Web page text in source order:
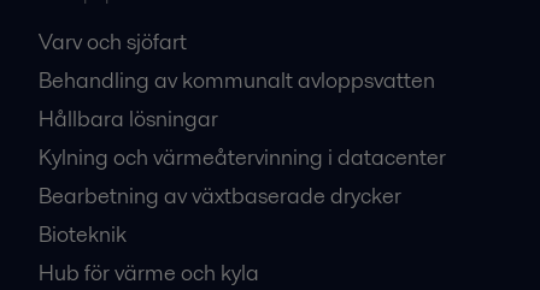
Varv och sjöfart
Behandling av kommunalt avloppsvatten
Hållbara lösningar
Kylning och värmeåtervinning i datacenter
Bearbetning av växtbaserade drycker
Bioteknik
Hub för värme och kyla